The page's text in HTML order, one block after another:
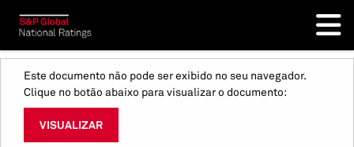
Este documento não pode ser exibido no seu navegador.
Clique no botão abaixo para visualizar o documento:
VISUALIZAR